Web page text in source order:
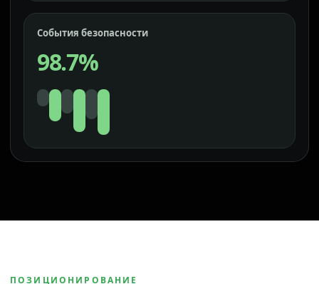
События безопасности
98.7%
ПОЗИЦИОНИРОВАНИЕ